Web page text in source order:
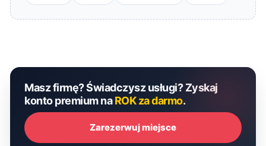
Masz firmę? Świadczysz usługi? Zyskaj
konto premium naROK za darmo.
Zarezerwuj miejsce